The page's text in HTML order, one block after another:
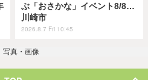
ぶ「おさかな」イベント8/8…
川崎市
2026.8.7 Fri 10:45
写真・画像